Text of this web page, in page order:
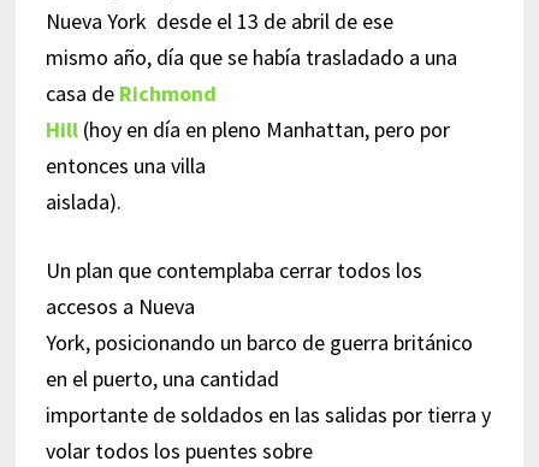
Nueva York desde el 13 de abril de ese
mismo año, día que se había trasladado a una
casa de Richmond
Hill(hoy en día en pleno Manhattan, pero por
entonces una villa
aislada).
Un plan que contemplaba cerrar todos los
accesos a Nueva
York, posicionando un barco de guerra británico
en el puerto, una cantidad
importante de soldados en las salidas por tierra y
volar todos los puentes sobre